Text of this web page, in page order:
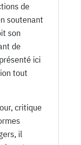
de
soutenant
son
de
ici
tout
critique
il